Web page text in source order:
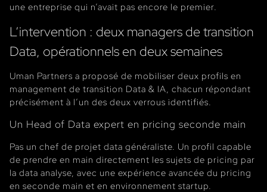
une entreprise qui n’avait pas encore le premier.
L’intervention : deux managers de transition
Data, opérationnels en deux semaines
Uman Partners a proposé de mobiliser deux profils en
management de transition Data & IA, chacun répondant
précisément à l’un des deux verrous identifiés.
Un Head of Data expert en pricing seconde main
Pas un chef de projet data généraliste. Un profil capable
de prendre en main directement les sujets de pricing par
la data analyse, avec une expérience avancée du pricing
en seconde main et en environnement startup.